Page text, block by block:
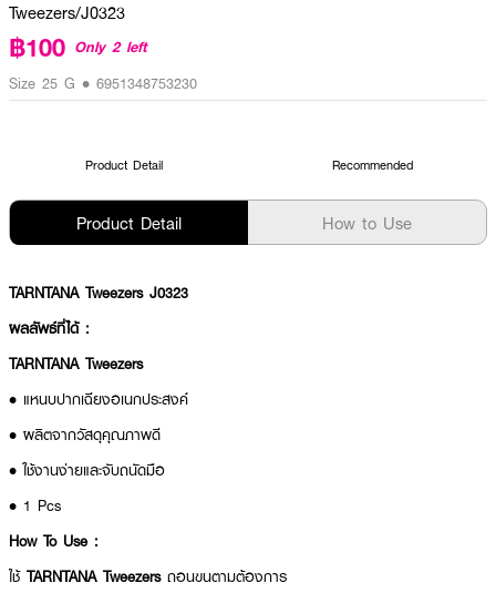
Tweezers/J0323
฿100 Only 2 left
Size 25 G • 6951348753230
Product Detail Recommended
Product Detail How to Use
TARNTANA Tweezers J0323
ผลลัพธ์ที่ได้ :
TARNTANA Tweezers
• แหนบปากเฉียงอเนกประสงค์
• ผลิตจากวัสดุคุณภาพดี
• ใช้งานง่ายและจับถนัดมือ
• 1 Pcs
How To Use :
ใช้ TARNTANA Tweezers ถอนขนตามต้องการ